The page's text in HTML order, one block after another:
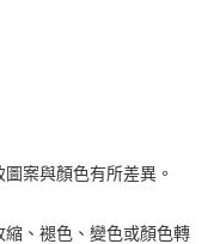
即使用無須另外申請。
案與顏色有所差異。
、褪色、變色或顏色轉